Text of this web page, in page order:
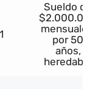
1
Sueldo de
$2.000.000
mensuales,
por 50
años,
heredable